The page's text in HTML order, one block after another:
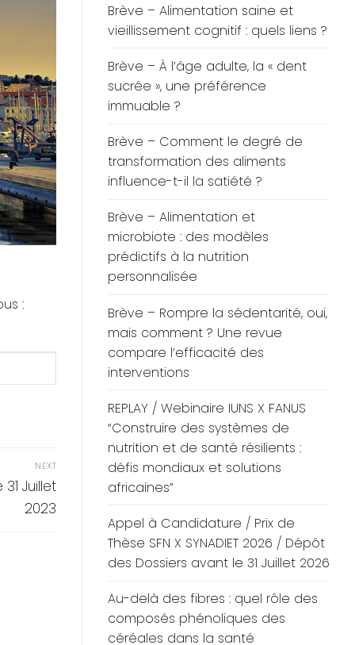
:
NEXT
Juillet
2023
Brève – Alimentation saine et
vieillissement cognitif : quels liens ?
Brève – À l’âge adulte, la « dent
sucrée », une préférence
immuable ?
Brève – Comment le degré de
transformation des aliments
influence-t-il la satiété ?
Brève – Alimentation et
microbiote : des modèles
prédictifs à la nutrition
personnalisée
Brève – Rompre la sédentarité, oui,
mais comment ? Une revue
compare l’efficacité des
interventions
REPLAY / Webinaire IUNS X FANUS
“Construire des systèmes de
nutrition et de santé résilients :
défis mondiaux et solutions
africaines”
Appel à Candidature / Prix de
Thèse SFN X SYNADIET 2026 / Dépôt
des Dossiers avant le 31 Juillet 2026
Au-delà des fibres : quel rôle des
composés phénoliques des
céréales dans la santé